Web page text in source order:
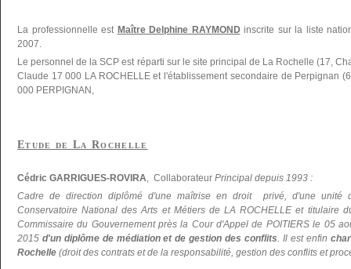
La professionnelle est Maître Delphine RAYMOND inscrite sur la liste
2007.
Le personnel de la SCP est réparti sur le site principal de La Rochelle (17,
Claude 17 000 LA ROCHELLE et l'établissement secondaire de Perpignan
000 PERPIGNAN,
Etude de La Rochelle
Cédric GARRIGUES-ROVIRA, Collaborateur Principal depuis 1993 :
Cadre de direction diplômé d'une maîtrise en droit privé, d'une unité
Conservatoire National des Arts et Métiers de LA ROCHELLE et titulaire
Commissaire du Gouvernement près la Cour d'Appel de POITIERS le 05
2015 d'un diplôme de médiation et de gestion des conflits. Il est enfin
Rochelle (droit des contrats et de la responsabilité, gestion des conflits et